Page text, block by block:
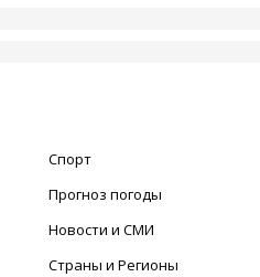
Спорт
Прогноз погоды
Новости и СМИ
Страны и Регионы